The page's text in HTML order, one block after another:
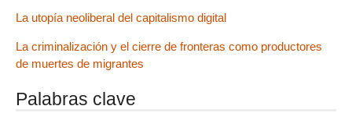
La utopía neoliberal del capitalismo digital
La criminalización y el cierre de fronteras como productores
de muertes de migrantes
Palabras clave